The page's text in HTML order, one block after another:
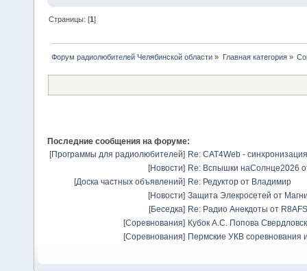
Страницы: [1]
Форум радиолюбителей Челябинской области » Главная категория»
Последние сообщения на форуме:
[Программы для радиолюбителей] Re: CAT4Web -
[Новости] Re: Вспышки наСолнце2026
[Доска частных объявлений] Re: Редуктор от Владимир
[Новости] Защита Элекросетей от
[Беседка] Re: Радио Анекдоты от R8AFS
[Соревнования] Кубок А.С. Попова
[Соревнования] Пермские УКВ соревнования